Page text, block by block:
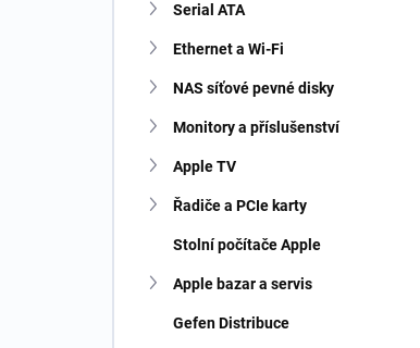
Serial ATA
Ethernet a Wi-Fi
NAS síťové pevné disky
Monitory a příslušenství
Apple TV
Řadiče a PCIe karty
Stolní počítače Apple
Apple bazar a servis
Gefen Distribuce